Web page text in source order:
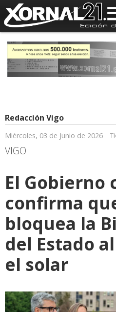
Redacción Vigo
Miércoles, 03 de Junio de 2026
VIGO
El Gobierno
confirma
bloquea la
del Estado
el solar